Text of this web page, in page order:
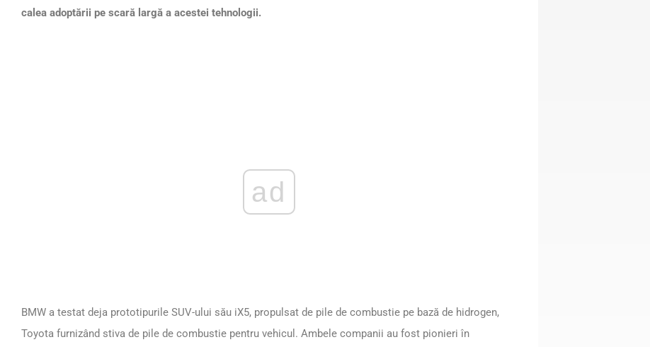
calea adoptării pe scară largă a acestei tehnologii.
ad
BMW a testat deja prototipurile SUV-ului său iX5, propulsat de pile de combustie pe bază de hidrogen,
Toyota furnizând stiva de pile de combustie pentru vehicul. Ambele companii au fost pionieri în